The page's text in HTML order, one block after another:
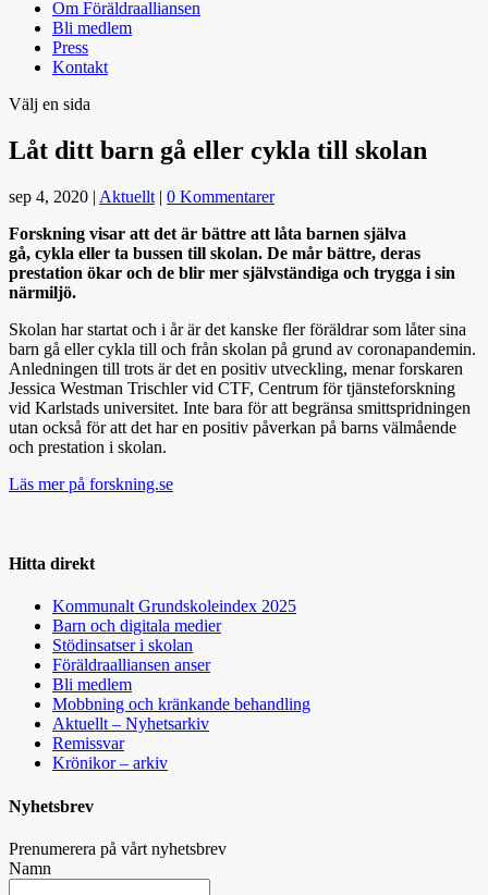
Om Föräldraalliansen
Bli medlem
Press
Kontakt
Välj en sida
Låt ditt barn gå eller cykla till skolan
sep 4, 2020 | Aktuellt | 0 Kommentarer
Forskning visar att det är bättre att låta barnen själva
gå, cykla eller ta bussen till skolan. De mår bättre, deras
prestation ökar och de blir mer självständiga och trygga i sin
närmiljö.
Skolan har startat och i år är det kanske fler föräldrar som låter sina
barn gå eller cykla till och från skolan på grund av coronapandemin.
Anledningen till trots är det en positiv utveckling, menar forskaren
Jessica Westman Trischler vid CTF, Centrum för tjänsteforskning
vid Karlstads universitet. Inte bara för att begränsa smittspridningen
utan också för att det har en positiv påverkan på barns välmående
och prestation i skolan.
Läs mer på forskning.se
Hitta direkt
Kommunalt Grundskoleindex 2025
Barn och digitala medier
Stödinsatser i skolan
Föräldraalliansen anser
Bli medlem
Mobbning och kränkande behandling
Aktuellt – Nyhetsarkiv
Remissvar
Krönikor – arkiv
Nyhetsbrev
Prenumerera på vårt nyhetsbrev
Namn